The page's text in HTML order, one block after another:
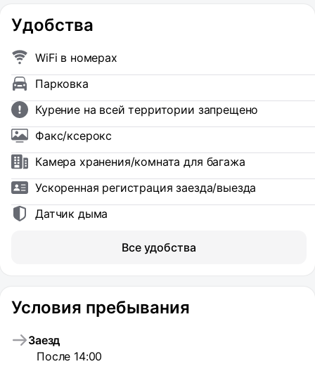
Удобства
WiFi в номерах
Парковка
Курение на всей территории запрещено
Факс/ксерокс
Камера хранения/комната для багажа
Ускоренная регистрация заезда/выезда
Датчик дыма
Все удобства
Условия пребывания
Заезд
После 14:00